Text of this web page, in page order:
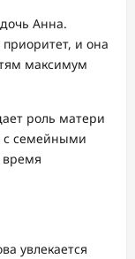
Анна.
приоритет, и она
максимум
роль матери
с семейными
время
увлекается